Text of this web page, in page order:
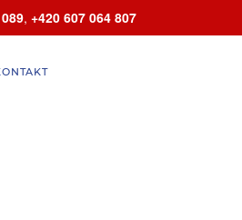
, +420 607 064 807